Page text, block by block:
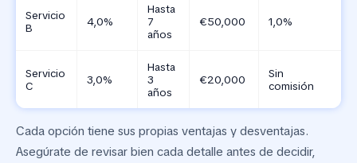
Servicio
B
4,0%
Hasta
7
años
€50,000 1,0%
Servicio
C
3,0%
Hasta
3
años
€20,000
Sin
comisión
Cada opción tiene sus propias ventajas y desventajas.
Asegúrate de revisar bien cada detalle antes de decidir,